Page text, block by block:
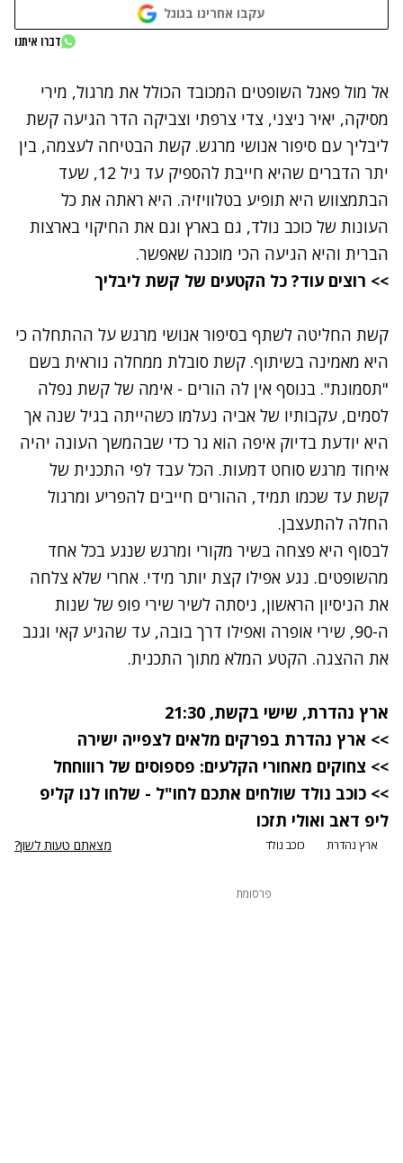
עקבו אחרינו בגוגל
נתקלנו בבעיה
דברו איתנו
אל מול פאנל השופטים המכובד הכולל את מרגול, מירי
מסיקה, יאיר ניצני, צדי צרפתי וצביקה הדר הגיעה קשת
ליבליך עם סיפור אנושי מרגש. קשת הבטיחה לעצמה, בין
יתר הדברים שהיא חייבת להספיק עד גיל 12, שעד
הבתמצווש היא תופיע בטלוויזיה. היא ראתה את כל
העונות של כוכב נולד, גם בארץ וגם את החיקוי בארצות
הברית והיא הגיעה הכי מוכנה שאפשר.
>> רוצים עוד? כל הקטעים של קשת ליבליך
קשת החליטה לשתף בסיפור אנושי מרגש על ההתחלה כי
היא מאמינה בשיתוף. קשת סובלת ממחלה נוראית בשם
"תסמונת". בנוסף אין לה הורים - אימה של קשת נפלה
לסמים, עקבותיו של אביה נעלמו כשהייתה בגיל שנה אך
היא יודעת בדיוק איפה הוא גר כדי שבהמשך העונה יהיה
איחוד מרגש סוחט דמעות. הכל עבד לפי התכנית של
קשת עד שכמו תמיד, ההורים חייבים להפריע ומרגול
החלה להתעצבן.
לבסוף היא פצחה בשיר מקורי ומרגש שנגע בכל אחד
מהשופטים. נגע אפילו קצת יותר מידי. אחרי שלא צלחה
את הניסיון הראשון, ניסתה לשיר שירי פופ של שנות
ה-90, שירי אופרה ואפילו דרך בובה, עד שהגיע קאי וגנב
את ההצגה. הקטע המלא מתוך התכנית.
ארץ נהדרת, שישי בקשת, 21:30
>> ארץ נהדרת בפרקים מלאים לצפייה ישירה
>> צחוקים מאחורי הקלעים: פספוסים של רוווחחל
>> כוכב נולד שולחים אתכם לחו"ל - שלחו לנו קליפ
ליפ דאב ואולי תזכו
ארץ נהדרת כוכב נולד מצאתם טעות לשון?
פרסומת